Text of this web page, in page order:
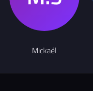
Mickaël